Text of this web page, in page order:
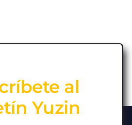
al
Yuzin